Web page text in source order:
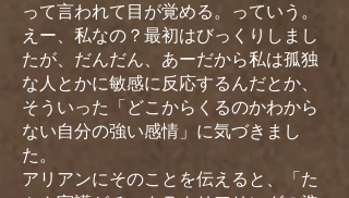
って言われて目が覚める。っていう。
えー、私なの？最初はびっくりしまし
たが、だんだん、あーだから私は孤独
な人とかに敏感に反応するんだとか、
そういった「どこからくるのかわから
ない自分の強い感情」に気づきまし
た。
アリアンにそのことを伝えると、「た